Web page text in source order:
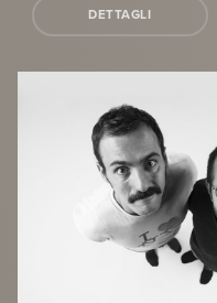
DETTAGLI